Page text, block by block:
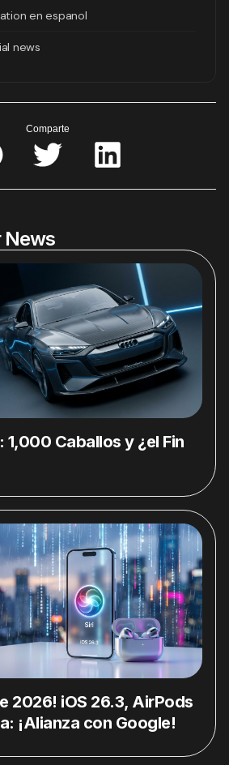
en espanol
news
Comparte
News
Caballos y ¿el Fin
2026! iOS 26.3, AirPods
¡Alianza con Google!